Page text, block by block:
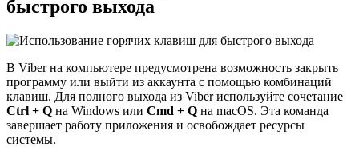
быстрого выхода
В Viber на компьютере предусмотрена возможность закрыть
программу или выйти из аккаунта с помощью комбинаций
клавиш. Для полного выхода из Viber используйте сочетание
Ctrl + Q на Windows или Cmd + Q на macOS. Эта команда
завершает работу приложения и освобождает ресурсы
системы.